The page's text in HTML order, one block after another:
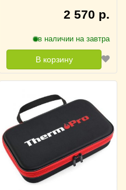
ThermoPro, TP60C2 570 р.
в наличии на завтра
В корзину